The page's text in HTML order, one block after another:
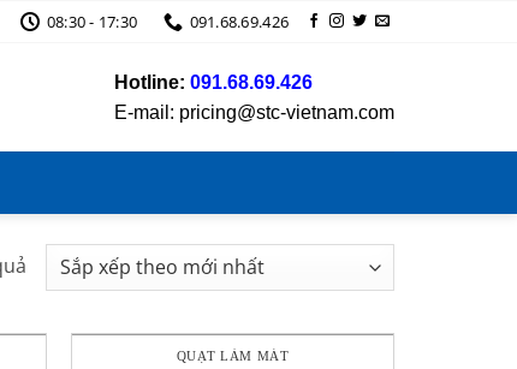
08:30 - 17:30 091.68.69.426
Hotline: 091.68.69.426
E-mail: pricing@stc-vietnam.com
Đã
sắp
QUẠT LÀM MÁT